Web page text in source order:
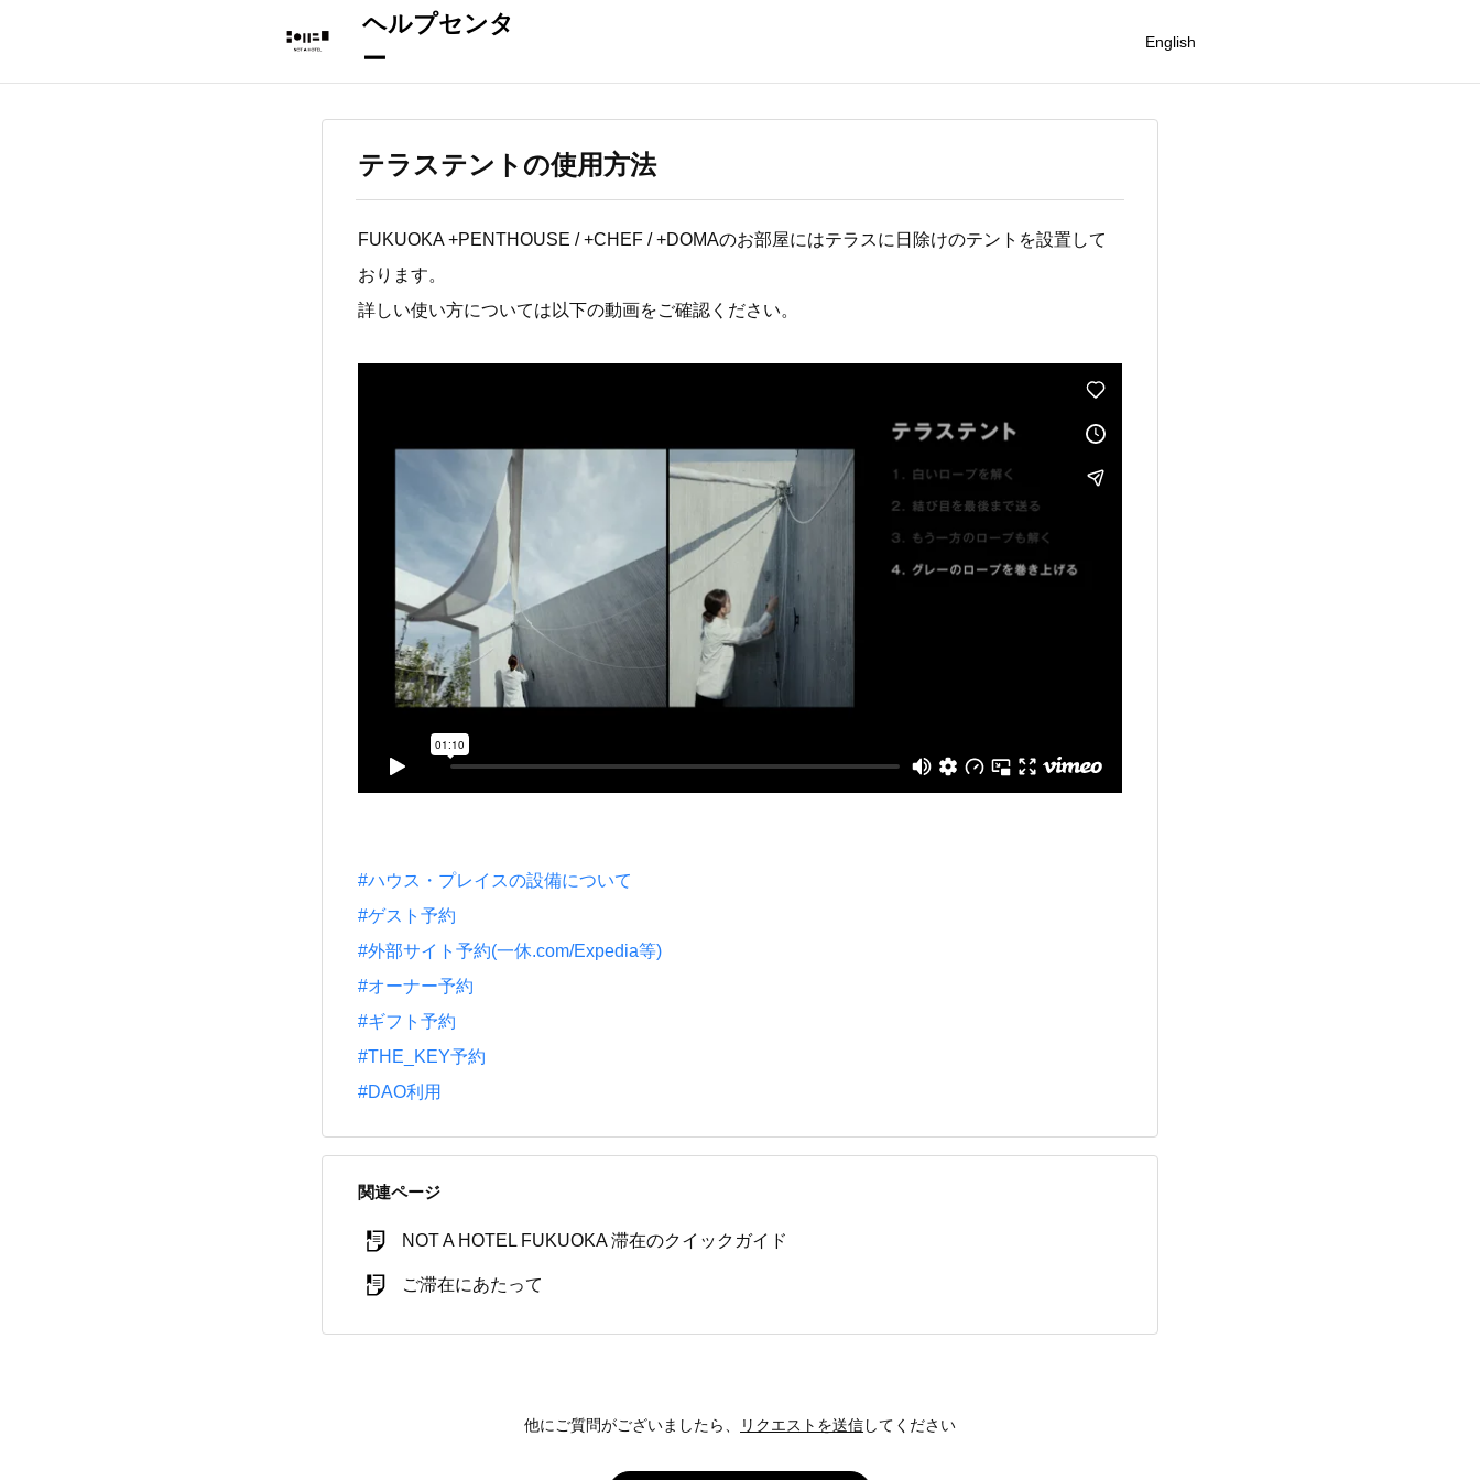
English
テラステントの使用方法
FUKUOKA +PENTHOUSE / +CHEF / +DOMAのお部屋にはテラスに日除けのテントを設置して
おります。
詳しい使い方については以下の動画をご確認ください。
#ハウス・プレイスの設備について
#ゲスト予約
#外部サイト予約(一休.com/Expedia等)
#オーナー予約
#ギフト予約
#THE_KEY予約
#DAO利用
関連ページ
NOT A HOTEL FUKUOKA 滞在のクイックガイド
ご滞在にあたって
他にご質問がございましたら、 リクエストを送信してください